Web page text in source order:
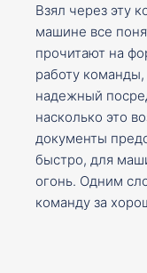
Взял через эту
машине все
прочитают на
работу
надежный
насколько это
документы
быстро, для
огонь. Одним
команду за